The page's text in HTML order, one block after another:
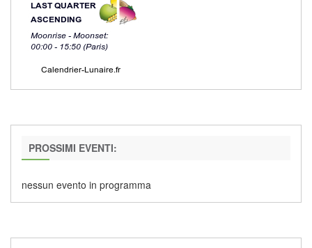
PROSSIMI EVENTI:
nessun evento in programma